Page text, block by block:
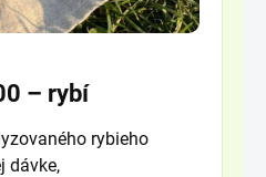
– rybí
rybieho
dávke,